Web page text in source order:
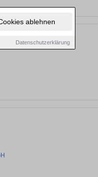
ablehnen
Datenschutzerklärung
(m/w/d)